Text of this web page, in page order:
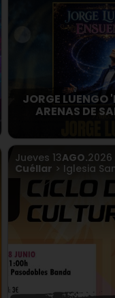
JORGE LUENGO
ARENAS DE
Jueves 13AGO.2026
Cuéllar > Iglesia